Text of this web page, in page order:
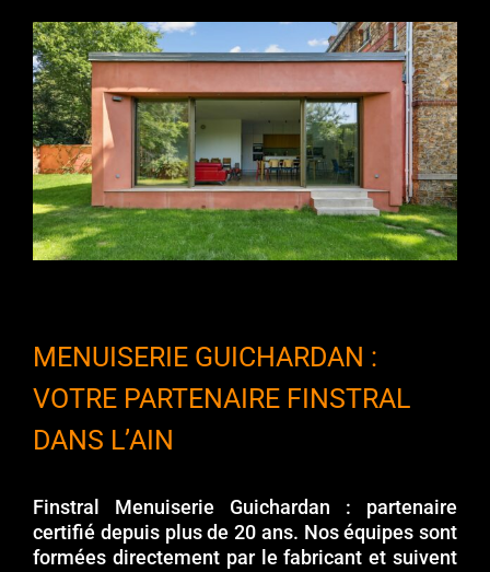
MENUISERIE GUICHARDAN :
VOTRE PARTENAIRE FINSTRAL
DANS L’AIN
Finstral Menuiserie Guichardan : partenaire
certifié depuis plus de 20 ans. Nos équipes sont
formées directement par le fabricant et suivent